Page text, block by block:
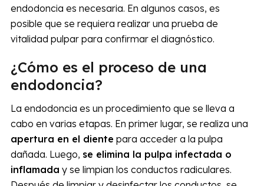
endodoncia es necesaria. En algunos casos, es
posible que se requiera realizar una prueba de
vitalidad pulpar para confirmar el diagnóstico.
¿Cómo es el proceso de una
endodoncia?
La endodoncia es un procedimiento que se lleva a
cabo en varias etapas. En primer lugar, se realiza una
apertura en el diente para acceder a la pulpa
dañada. Luego, se elimina la pulpa infectada o
inflamada y se limpian los conductos radiculares.